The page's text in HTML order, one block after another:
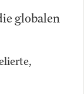
globalen